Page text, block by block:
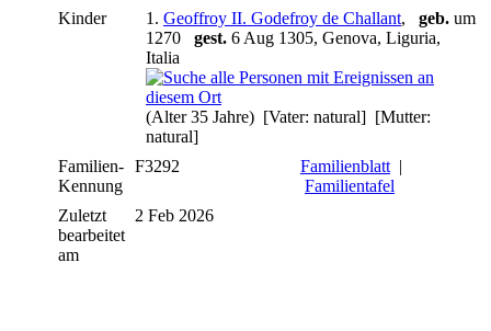
Kinder
1. Geoffroy II. Godefroy de Challant, geb. um
1270 gest. 6 Aug 1305, Genova, Liguria,
Italia
(Alter 35 Jahre) [Vater: natural] [Mutter:
natural]
Familien-
Kennung
F3292 Familienblatt|
Familientafel
Zuletzt
bearbeitet
am
2 Feb 2026